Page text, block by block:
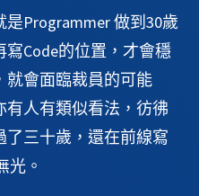
Programmer 做到30歲
Code的位置，才會穩
就會面臨裁員的可能
人有類似看法，彷彿
三十歲，還在前線寫
光。